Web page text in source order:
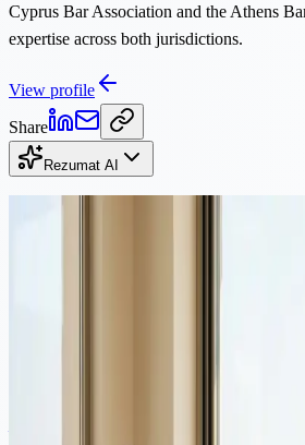
Cyprus Bar Association and the Athens
expertise across both jurisdictions.
View profile
Share
Rezumat AI
Costul total al înregistrării unei companii